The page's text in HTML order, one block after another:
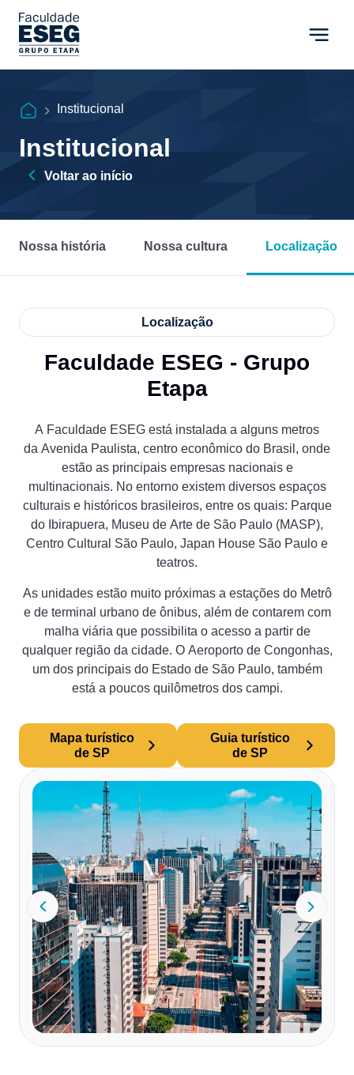
Institucional
Institucional
Voltar ao início
Nossa história Nossa cultura Localização
Localização
Faculdade ESEG - Grupo
Etapa
A Faculdade ESEG está instalada a alguns metros
da Avenida Paulista, centro econômico do Brasil, onde
estão as principais empresas nacionais e
multinacionais. No entorno existem diversos espaços
culturais e históricos brasileiros, entre os quais: Parque
do Ibirapuera, Museu de Arte de São Paulo (MASP),
Centro Cultural São Paulo, Japan House São Paulo e
teatros.
As unidades estão muito próximas a estações do Metrô
e de terminal urbano de ônibus, além de contarem com
malha viária que possibilita o acesso a partir de
qualquer região da cidade. O Aeroporto de Congonhas,
um dos principais do Estado de São Paulo, também
está a poucos quilômetros dos campi.
Mapa turístico
de SP
Guia turístico
de SP